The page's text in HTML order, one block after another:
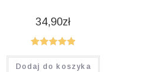
34,90zł
Oceniono
5.00na 5
Dodaj do koszyka